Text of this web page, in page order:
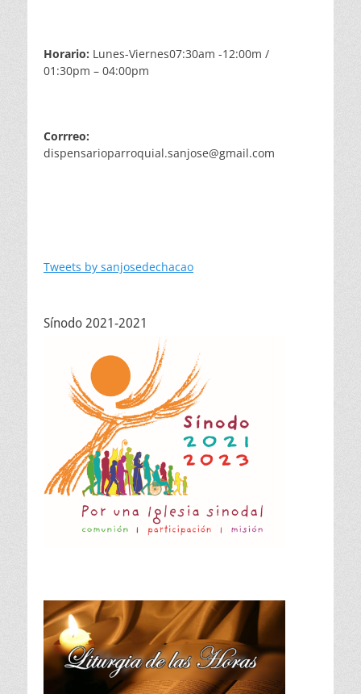
Horario: Lunes-Viernes07:30am -12:00m /
01:30pm – 04:00pm
Corrreo:
dispensarioparroquial.sanjose@gmail.com
Tweets by sanjosedechacao
Sínodo 2021-2021